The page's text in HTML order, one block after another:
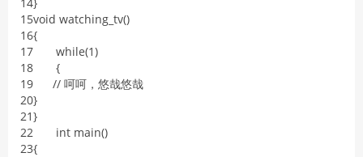
15
16
17
18
19
20
21
22
23
void watching_tv()
{
while(1)
{
// 呵呵，悠哉悠哉
}
}
int main()
{